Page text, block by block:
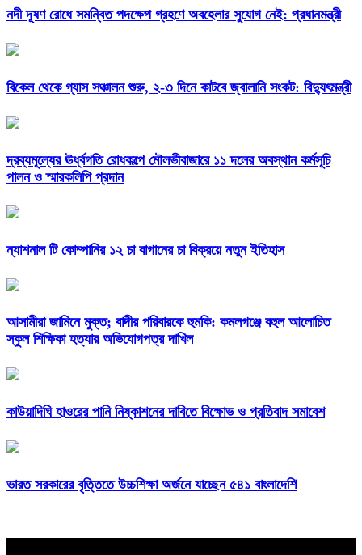
নদী দূষণ রোধে সমন্বিত পদক্ষেপ গ্রহণে অবহেলার সুযোগ নেই: প্রধানমন্ত্রী
বিকেল থেকে গ্যাস সঞ্চালন শুরু, ২-৩ দিনে কাটবে জ্বালানি সংকট: বিদ্যুৎমন্ত্রী
দ্রব্যমূল্যের ঊর্ধ্বগতি রোধকল্পে মৌলভীবাজারে ১১ দলের অবস্থান কর্মসূচি
পালন ও স্মারকলিপি প্রদান
ন্যাশনাল টি কোম্পানির ১২ চা বাগানের চা বিক্রয়ে নতুন ইতিহাস
আসামীরা জামিনে মুক্ত; বাদীর পরিবারকে হুমকি: কমলগঞ্জে বহুল আলোচিত
স্কুল শিক্ষিকা হত্যার অভিযোগপত্র দাখিল
কাউয়াদিঘি হাওরের পানি নিষ্কাশনের দাবিতে বিক্ষোভ ও প্রতিবাদ সমাবেশ
ভারত সরকারের বৃত্তিতে উচ্চশিক্ষা অর্জনে যাচ্ছেন ৫৪১ বাংলাদেশি